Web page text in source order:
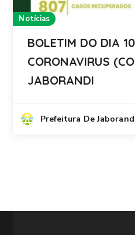
Notícias
BOLETIM DO DIA
CORONAVIRUS
JABORANDI
Prefeitura De